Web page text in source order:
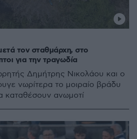
τον σταθμάρχη, στο
για την τραγωδία
Δημήτρης Νικολάου και ο
νωρίτερα το μοιραίο βράδυ
καταθέσουν ανωμοτί